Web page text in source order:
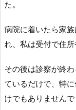
た。
病院に着いたら家
れ、私は受付で住所
その後は診察が終
ているだけで、特
けでもありませんで